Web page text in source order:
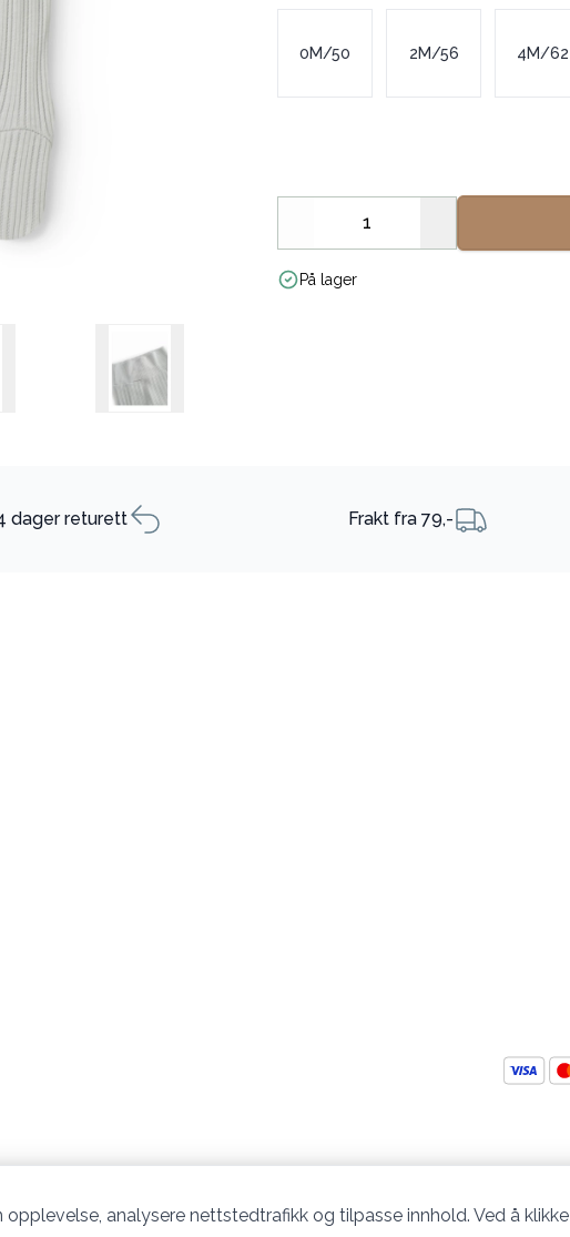
Velg en Størrelse
0M/50 2M/56 4M/62
Decrease
På lager
dager returett Frakt fra 79,-
analysere nettstedtrafikk og tilpasse innhold. Ved å klikke